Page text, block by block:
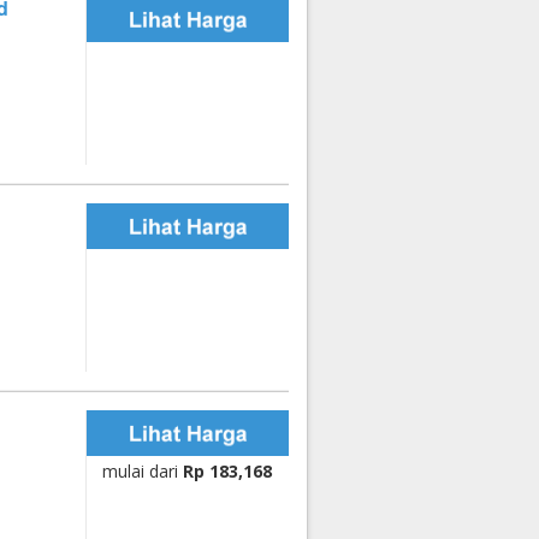
mulai dari Rp 183,168